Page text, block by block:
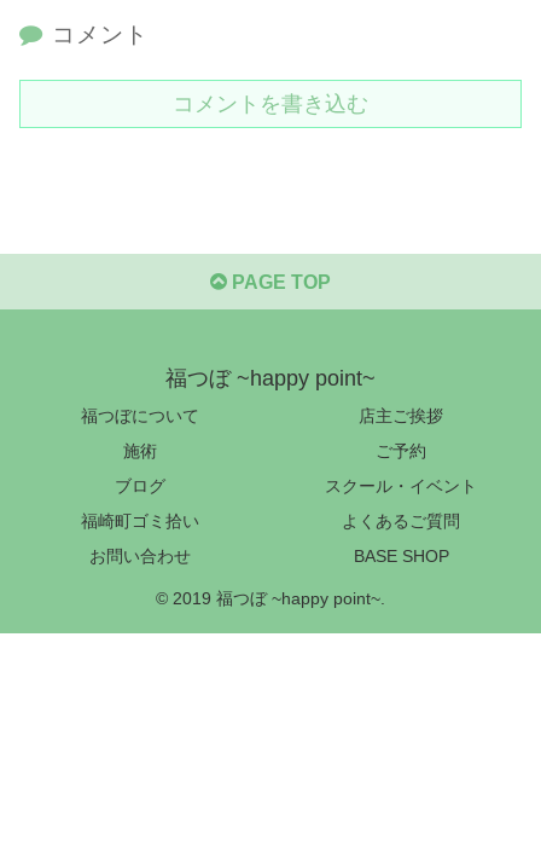
コメント
コメントを書き込む
PAGE TOP
福つぼ ~happy point~
福つぼについて
店主ご挨拶
施術
ご予約
ブログ
スクール・イベント
福崎町ゴミ拾い
よくあるご質問
お問い合わせ
BASE SHOP
© 2019 福つぼ ~happy point~.